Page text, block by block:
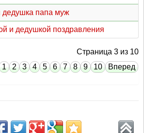
папа муж
и дедушкой поздравления
Страница 3 из 10
1 2 3 4 5 6 7 8 9 10
Вперед